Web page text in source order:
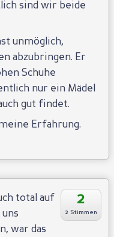
sind wir beide
unmöglich,
abzubringen. Er
Schuhe
nur ein Mädel
gut findet.
Erfahrung.
2
2 Stimmen
total auf
war das